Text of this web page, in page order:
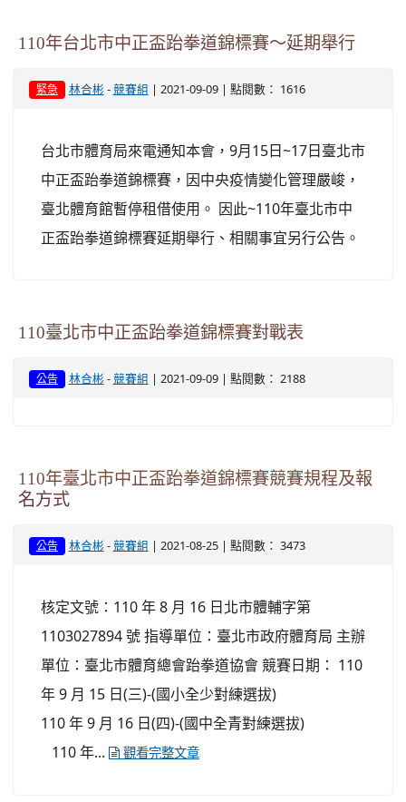
110年台北市中正盃跆拳道錦標賽～延期舉行
緊急 林合彬 - 競賽組 | 2021-09-09 | 點閱數： 1616
台北市體育局來電通知本會，9月15日~17日臺北市
中正盃跆拳道錦標賽，因中央疫情變化管理嚴峻，
臺北體育館暫停租借使用。 因此~110年臺北市中
正盃跆拳道錦標賽延期舉行、相關事宜另行公告。
110臺北市中正盃跆拳道錦標賽對戰表
公告 林合彬 - 競賽組 | 2021-09-09 | 點閱數： 2188
110年臺北市中正盃跆拳道錦標賽競賽規程及報
名方式
公告 林合彬 - 競賽組 | 2021-08-25 | 點閱數： 3473
核定文號：110 年 8 月 16 日北市體輔字第
1103027894 號 指導單位：臺北市政府體育局 主辦
單位：臺北市體育總會跆拳道協會 競賽日期： 110
年 9 月 15 日(三)-(國小全少對練選拔)
110 年 9 月 16 日(四)-(國中全青對練選拔)
110 年...
觀看完整文章